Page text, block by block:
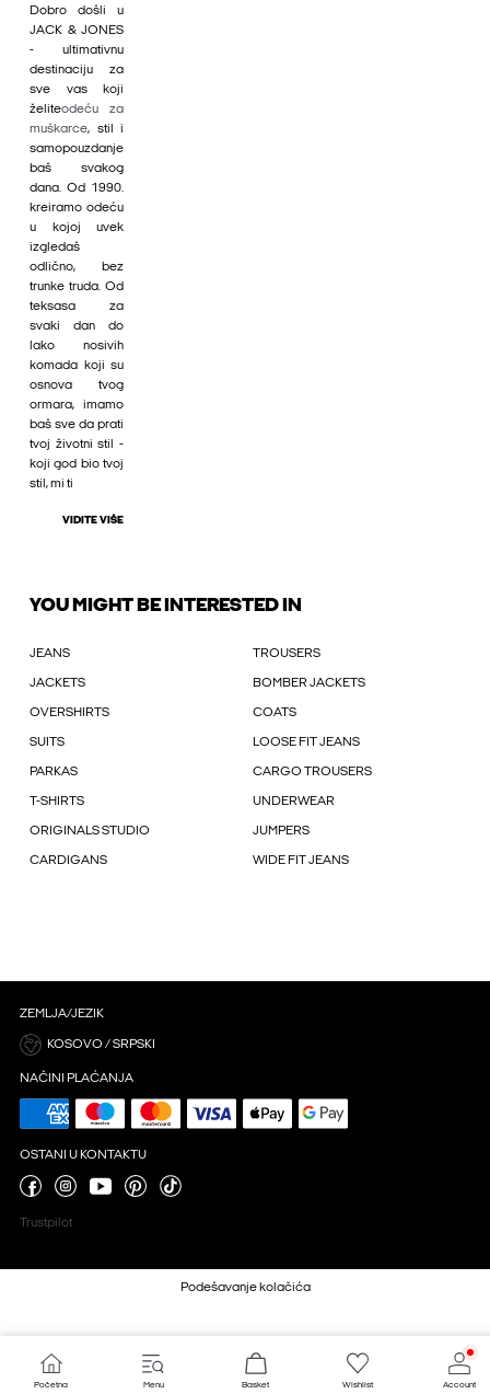
Dobro došli u
JACK & JONES
- ultimativnu
destinaciju za
sve vas koji
želiteodeću za
muškarce, stil i
samopouzdanje
baš svakog
dana. Od 1990.
kreiramo odeću
u kojoj uvek
izgledaš
odlično, bez
trunke truda. Od
teksasa za
svaki dan do
lako nosivih
komada koji su
osnova tvog
ormara, imamo
baš sve da prati
tvoj životni stil -
koji god bio tvoj
stil, mi ti
VIDITE VIŠE
YOU MIGHT BE INTERESTED IN
JEANS TROUSERS
JACKETS BOMBER JACKETS
OVERSHIRTS COATS
SUITS LOOSE FIT JEANS
PARKAS CARGO TROUSERS
T-SHIRTS UNDERWEAR
ORIGINALS STUDIO JUMPERS
CARDIGANS WIDE FIT JEANS
ZEMLJA/JEZIK
KOSOVO / SRPSKI
NAČINI PLAĆANJA
OSTANI U KONTAKTU
Trustpilot
Podešavanje kolačića
Početna Menu Basket Wishlist Account